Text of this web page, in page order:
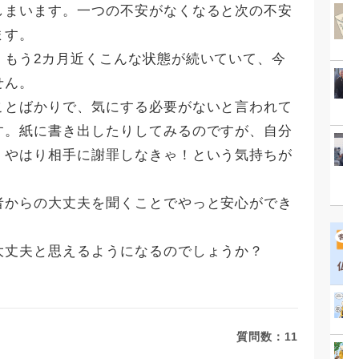
います。一つの不安がなくなると次の不安
。
う2カ月近くこんな状態が続いていて、今
。
ばかりで、気にする必要がないと言われて
紙に書き出したりしてみるのですが、自分
はり相手に謝罪しなきゃ！という気持ちが
らの大丈夫を聞くことでやっと安心ができ
夫と思えるようになるのでしょうか？
質問数： 11